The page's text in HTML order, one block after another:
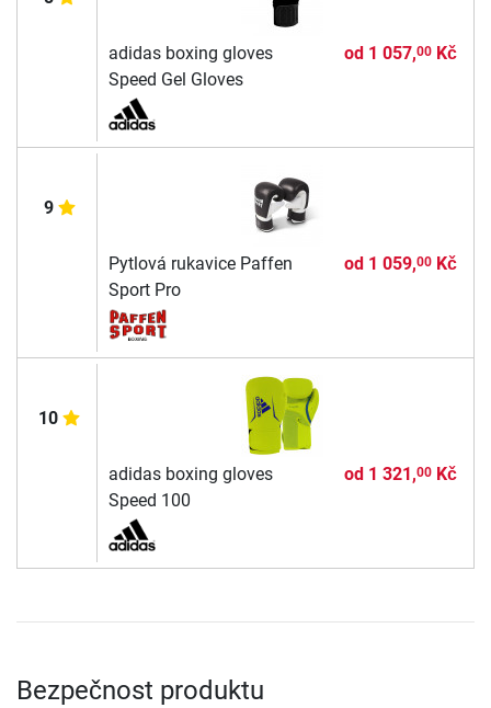
adidas boxing gloves
Speed Gel Gloves
od 1 057,00Kč
9
Pytlová rukavice Paffen
Sport Pro
od 1 059,00Kč
10
adidas boxing gloves
Speed 100
od 1 321,00Kč
Bezpečnost produktu